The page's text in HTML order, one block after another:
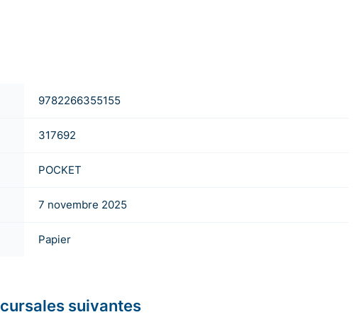
9782266355155
317692
POCKET
7 novembre 2025
Papier
suivantes